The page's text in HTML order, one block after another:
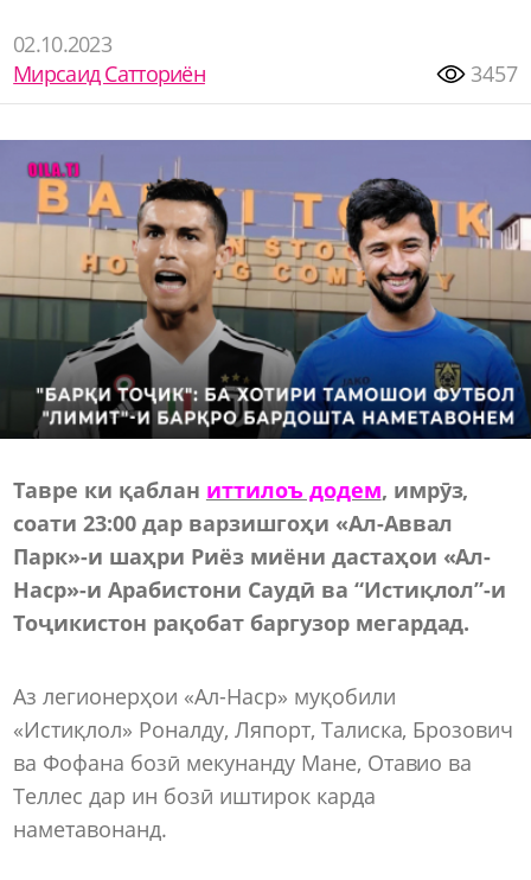
02.10.2023
Мирсаид Сатториён
3457
Тавре ки қаблан иттилоъ додем, имрӯз,
соати 23:00 дар варзишгоҳи «Ал-Аввал
Парк»-и шаҳри Риёз миёни дастаҳои «Ал-
Наср»-и Арабистони Саудӣ ва “Истиқлол”-и
Тоҷикистон рақобат баргузор мегардад.
Аз легионерҳои «Ал-Наср» муқобили
«Истиқлол» Роналду, Ляпорт, Талиска, Брозович
ва Фофанa бозӣ мекунанду Мане, Отавио ва
Теллес дар ин бозӣ иштирок карда
наметавонанд.